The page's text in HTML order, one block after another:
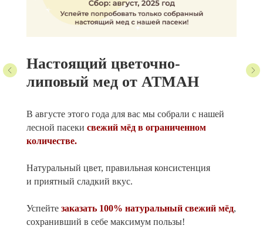
Настоящий цветочно-
липовый мед от АТМАН
В августе этого года для вас мы собрали с нашей
лесной пасеки свежий мёд в ограниченном
количестве.
Натуральный цвет, правильная консистенция
и приятный сладкий вкус.
Успейте заказать 100% натуральный свежий мёд,
сохранивший в себе максимум пользы!